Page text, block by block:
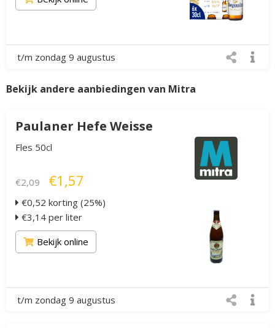
t/m zondag 9 augustus
Bekijk andere aanbiedingen van Mitra
Paulaner Hefe Weisse
Fles 50cl
€2,09 €1,57
€0,52 korting (25%)
€3,14 per liter
Bekijk online
t/m zondag 9 augustus